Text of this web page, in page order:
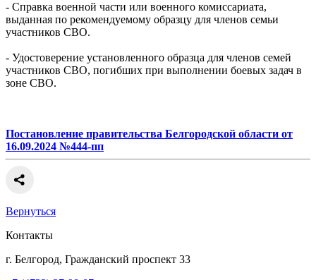
- Справка военной части или военного комиссариата,
выданная по рекомендуемому образцу для членов семьи
участников СВО.
- Удостоверение установленного образца для членов семей
участников СВО, погибших при выполнении боевых задач в
зоне СВО.
Постановление правительства Белгородской области от
16.09.2024 №444-пп
Вернуться
Контакты
г. Белгород, Гражданский проспект 33